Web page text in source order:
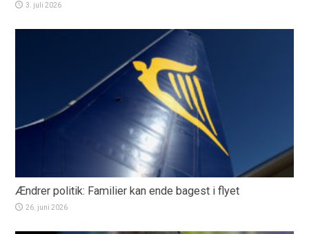
3. juli 2026
Ændrer politik: Familier kan ende bagest i flyet
26. juni 2026